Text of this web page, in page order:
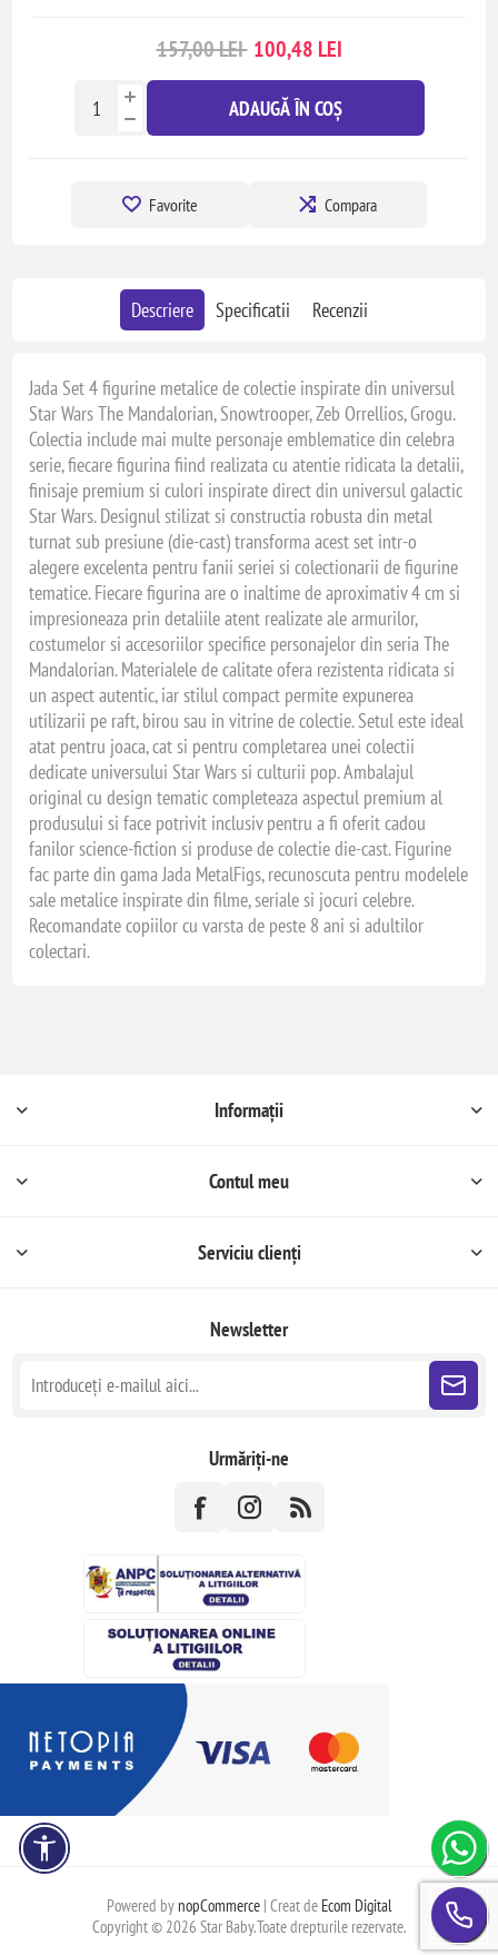
157,00 LEI 100,48 LEI
ADAUGĂ ÎN COȘ
Favorite Compara
Descriere Specificatii Recenzii
Jada Set 4 figurine metalice de colectie inspirate din universul
Star Wars The Mandalorian, Snowtrooper, Zeb Orrellios, Grogu.
Colectia include mai multe personaje emblematice din celebra
serie, fiecare figurina fiind realizata cu atentie ridicata la detalii,
finisaje premium si culori inspirate direct din universul galactic
Star Wars. Designul stilizat si constructia robusta din metal
turnat sub presiune (die-cast) transforma acest set intr-o
alegere excelenta pentru fanii seriei si colectionarii de figurine
tematice. Fiecare figurina are o inaltime de aproximativ 4 cm si
impresioneaza prin detaliile atent realizate ale armurilor,
costumelor si accesoriilor specifice personajelor din seria The
Mandalorian. Materialele de calitate ofera rezistenta ridicata si
un aspect autentic, iar stilul compact permite expunerea
utilizarii pe raft, birou sau in vitrine de colectie. Setul este ideal
atat pentru joaca, cat si pentru completarea unei colectii
dedicate universului Star Wars si culturii pop. Ambalajul
original cu design tematic completeaza aspectul premium al
produsului si face potrivit inclusiv pentru a fi oferit cadou
fanilor science-fiction si produse de colectie die-cast. Figurine
fac parte din gama Jada MetalFigs, recunoscuta pentru modelele
sale metalice inspirate din filme, seriale si jocuri celebre.
Recomandate copiilor cu varsta de peste 8 ani si adultilor
colectari.
Informații
Contul meu
Serviciu clienți
Newsletter
Urmăriți-ne
Powered by nopCommerce| Creat de Ecom Digital
Copyright © 2026 Star Baby.Toate drepturile rezervate.